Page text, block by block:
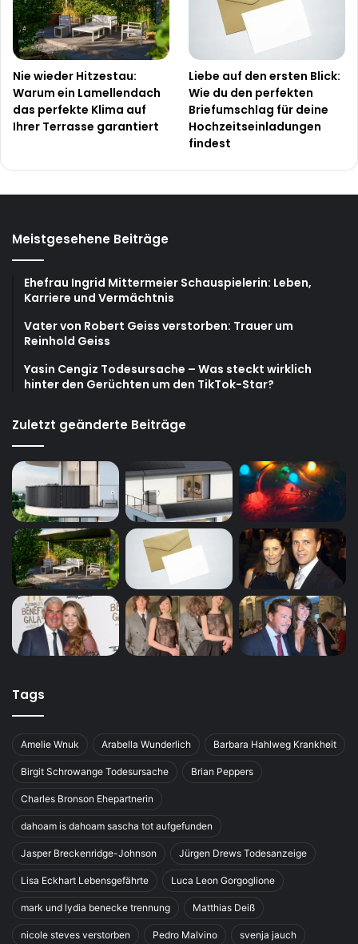
Nie wieder Hitzestau:
Warum ein Lamellendach
das perfekte Klima auf
Ihrer Terrasse garantiert
Liebe auf den ersten Blick:
Wie du den perfekten
Briefumschlag für deine
Hochzeitseinladungen
findest
Meistgesehene Beiträge
Ehefrau Ingrid Mittermeier Schauspielerin: Leben,
Karriere und Vermächtnis
Vater von Robert Geiss verstorben: Trauer um
Reinhold Geiss
Yasin Cengiz Todesursache – Was steckt wirklich
hinter den Gerüchten um den TikTok-Star?
Zuletzt geänderte Beiträge
Tags
Amelie Wnuk Arabella Wunderlich Barbara Hahlweg Krankheit
Birgit Schrowange Todesursache Brian Peppers
Charles Bronson Ehepartnerin
dahoam is dahoam sascha tot aufgefunden
Jasper Breckenridge-Johnson Jürgen Drews Todesanzeige
Lisa Eckhart Lebensgefährte Luca Leon Gorgoglione
mark und lydia benecke trennung Matthias Deiß
nicole steves verstorben Pedro Malvino svenja jauch